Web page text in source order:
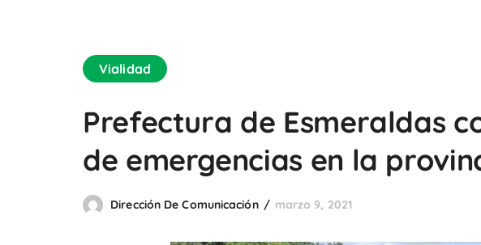
Vialidad
Prefectura de Esmeraldas
de emergencias en la
Dirección De Comunicación marzo 9, 2021